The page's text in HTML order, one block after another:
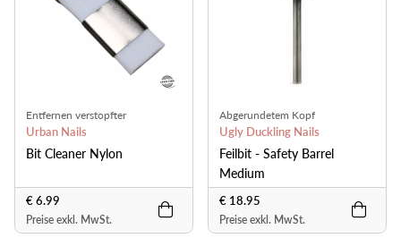
Entfernen verstopfter
Nagelpartikel
Urban Nails
Bit Cleaner Nylon
€ 6.99
Preise exkl. MwSt.
Abgerundetem Kopf
Ugly Duckling Nails
Feilbit - Safety Barrel
Medium
€ 18.95
Preise exkl. MwSt.